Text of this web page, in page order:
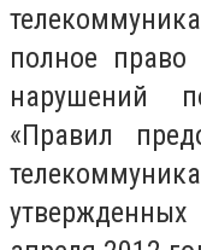
полное право
нарушений
«Правил